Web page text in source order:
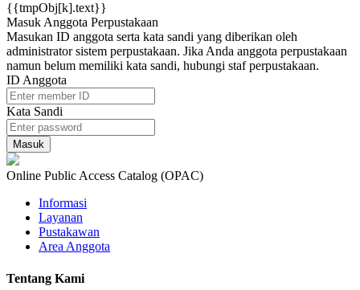
{{tmpObj[k].text}}
Masuk Anggota Perpustakaan
Masukan ID anggota serta kata sandi yang diberikan oleh
administrator sistem perpustakaan. Jika Anda anggota perpustakaan
namun belum memiliki kata sandi, hubungi staf perpustakaan.
ID Anggota
Kata Sandi
Online Public Access Catalog (OPAC)
Informasi
Layanan
Pustakawan
Area Anggota
Tentang Kami